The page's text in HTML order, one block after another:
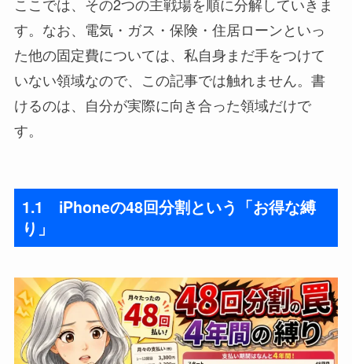
す。なお、電気・ガス・保険・住居ローンといっ
た他の固定費については、私自身まだ手をつけて
いない領域なので、この記事では触れません。書
けるのは、自分が実際に向き合った領域だけで
す。
1.1 iPhoneの48回分割という「お得な縛
り」